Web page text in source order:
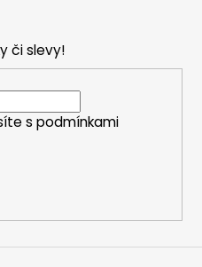
či slevy!
s podmínkami